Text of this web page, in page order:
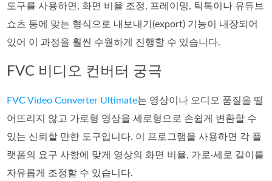
도구를 사용하면, 화면 비율 조정, 프레이밍, 틱톡이나 유튜브
쇼츠 등에 맞는 형식으로 내보내기(export) 기능이 내장되어
있어 이 과정을 훨씬 수월하게 진행할 수 있습니다.
FVC 비디오 컨버터 궁극
FVC Video Converter Ultimate는 영상이나 오디오 품질을 떨
어뜨리지 않고 가로형 영상을 세로형으로 손쉽게 변환할 수
있는 신뢰할 만한 도구입니다. 이 프로그램을 사용하면 각 플
랫폼의 요구 사항에 맞게 영상의 화면 비율, 가로·세로 길이를
자유롭게 조정할 수 있습니다.